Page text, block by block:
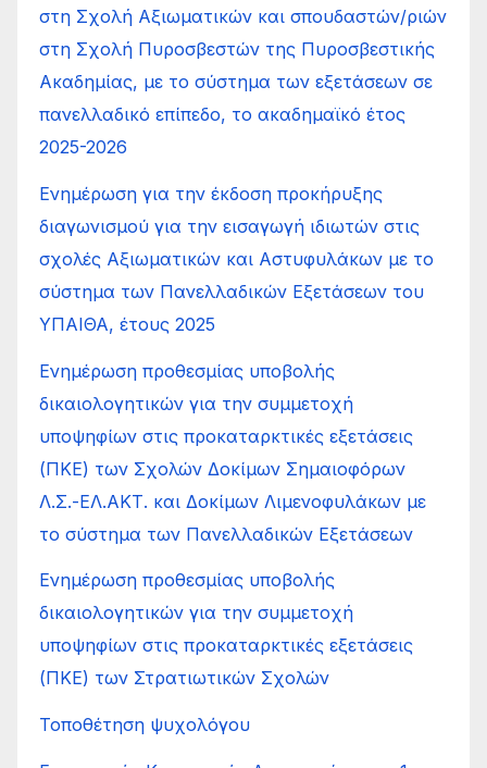
στη Σχολή Αξιωματικών και σπουδαστών/ριών
στη Σχολή Πυροσβεστών της Πυροσβεστικής
Ακαδημίας, με το σύστημα των εξετάσεων σε
πανελλαδικό επίπεδο, το ακαδημαϊκό έτος
2025-2026
Ενημέρωση για την έκδοση προκήρυξης
διαγωνισμού για την εισαγωγή ιδιωτών στις
σχολές Αξιωματικών και Αστυφυλάκων με το
σύστημα των Πανελλαδικών Εξετάσεων του
ΥΠΑΙΘΑ, έτους 2025
Ενημέρωση προθεσμίας υποβολής
δικαιολογητικών για την συμμετοχή
υποψηφίων στις προκαταρκτικές εξετάσεις
(ΠΚΕ) των Σχολών Δοκίμων Σημαιοφόρων
Λ.Σ.-ΕΛ.ΑΚΤ. και Δοκίμων Λιμενοφυλάκων με
το σύστημα των Πανελλαδικών Εξετάσεων
Ενημέρωση προθεσμίας υποβολής
δικαιολογητικών για την συμμετοχή
υποψηφίων στις προκαταρκτικές εξετάσεις
(ΠΚΕ) των Στρατιωτικών Σχολών
Τοποθέτηση ψυχολόγου